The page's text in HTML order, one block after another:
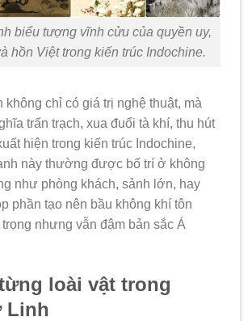
trưng
hợp
yên và
biểu tượng vĩnh cửu của quyền uy,
hồn Việt trong kiến trúc Indochine.
không chỉ có giá trị nghệ thuật, mà
trấn trạch, xua đuổi tà khí, thu hút
hiện trong kiến trúc Indochine,
này thường được bố trí ở không
như phòng khách, sảnh lớn, hay
phần tạo nên bầu không khí tôn
nhưng vẫn đậm bản sắc Á
loài vật trong
Linh